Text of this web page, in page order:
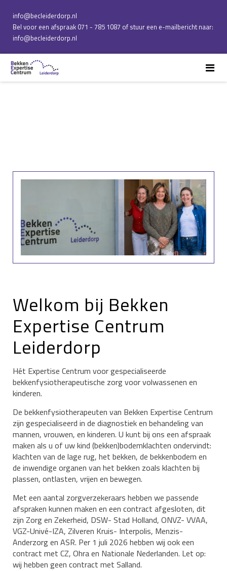
info@becleiderdorp.nl
Bel voor een afspraak 071 - 785 1087 of stuur een e-mailbericht naar:
info@becleiderdorp.nl
Welkom bij Bekken
Expertise Centrum
Leiderdorp
Hét Expertise Centrum voor gespecialiseerde
bekkenfysiotherapeutische zorg voor volwassenen en
kinderen.
De bekkenfysiotherapeuten van Bekken Expertise Centrum
zijn gespecialiseerd in de diagnostiek en behandeling van
mannen, vrouwen, en kinderen. U kunt bij ons een afspraak
maken als u of uw kind (bekken)bodemklachten ondervindt:
klachten van de lage rug, het bekken, de bekkenbodem en
de inwendige organen van het bekken zoals klachten bij
plassen, ontlasten, vrijen en bewegen.
Met een aantal zorgverzekeraars hebben we passende
afspraken kunnen maken en een contract afgesloten, dit
zijn Zorg en Zekerheid, DSW- Stad Holland, ONVZ- VVAA,
VGZ-Univé-IZA, Zilveren Kruis- Interpolis, Menzis-
Anderzorg en ASR. Per 1 juli 2026 hebben wij ook een
contract met CZ, Ohra en Nationale Nederlanden. Let op:
wij hebben geen contract met Salland.